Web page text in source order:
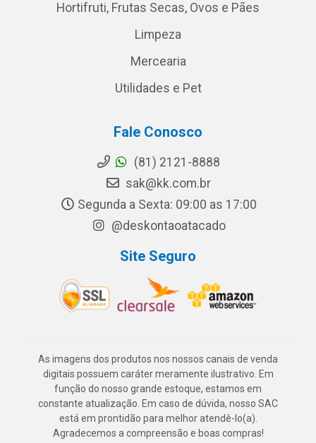
Hortifruti, Frutas Secas, Ovos e Pães
Limpeza
Mercearia
Utilidades e Pet
Fale Conosco
(81) 2121-8888
sak@kk.com.br
Segunda a Sexta: 09:00 as 17:00
@deskontaoatacado
Site Seguro
As imagens dos produtos nos nossos canais de venda
digitais possuem caráter meramente ilustrativo. Em
função do nosso grande estoque, estamos em
constante atualização. Em caso de dúvida, nosso SAC
está em prontidão para melhor atendê-lo(a).
Agradecemos a compreensão e boas compras!